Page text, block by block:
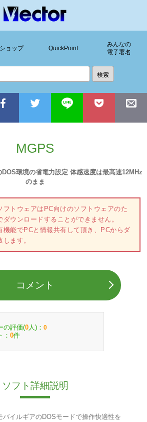
ョップ QuickPoint
みんなの
電子署名
MGPS
環境の省電力設定 体感速度は最高速12MHz
のまま
フトウェアはPC向けのソフトウェアのた
ウンロードすることができません。
機能でPCと情報共有して頂き、PCからダ
ます。
コメント
の評価(0 人)： 0
： 0件
ソフト詳細説明
バイルギアのDOSモードで操作快適性を